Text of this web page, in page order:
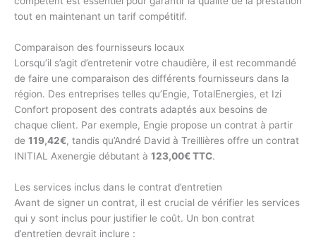
tout en maintenant un tarif compétitif.
Comparaison des fournisseurs locaux
Lorsqu’il s’agit d’entretenir votre chaudière, il est recommandé
de faire une comparaison des différents fournisseurs dans la
région. Des entreprises telles qu’Engie, TotalEnergies, et Izi
Confort proposent des contrats adaptés aux besoins de
chaque client. Par exemple, Engie propose un contrat à partir
de 119,42€, tandis qu’André David à Treillières offre un contrat
INITIAL Axenergie débutant à 123,00€ TTC.
Les services inclus dans le contrat d’entretien
Avant de signer un contrat, il est crucial de vérifier les services
qui y sont inclus pour justifier le coût. Un bon contrat
d’entretien devrait inclure :